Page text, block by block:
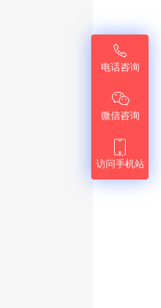

电话咨询

微信咨询

访问手机站